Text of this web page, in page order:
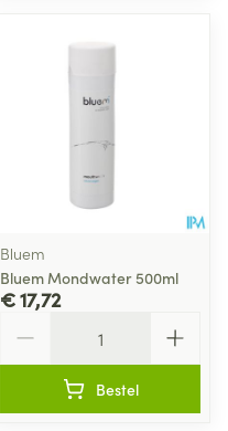
Bluem
Bluem Mondwater 500ml
€ 17,72
Bestel